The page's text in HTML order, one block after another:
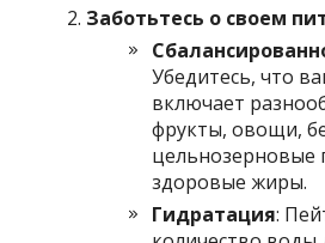
Заботьтесь о своем
Убедитесь, что
включает
фрукты, овощи,
цельнозерновые
здоровые жиры.
Гидратация: